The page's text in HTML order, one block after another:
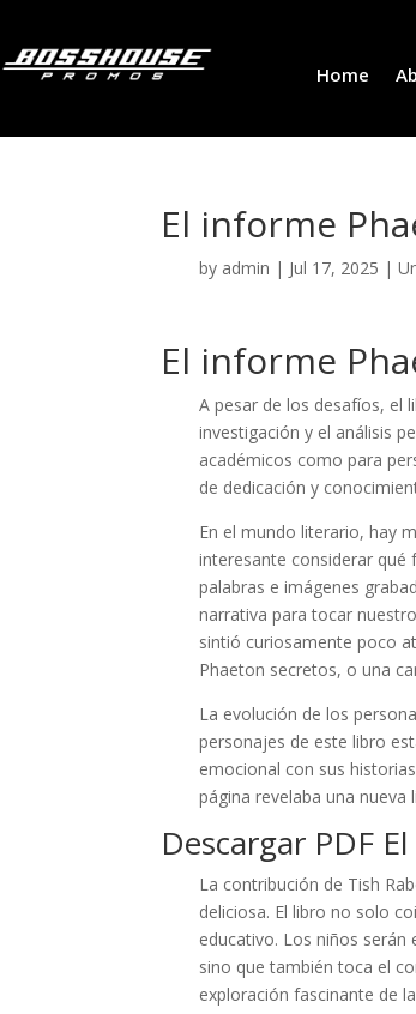
Home
El informe
by admin | Jul 17, 2025 |
El informe
A pesar de los desafíos, el
investigación y el análisis
académicos como para
de dedicación y
En el mundo literario, hay
interesante considerar qué
palabras e imágenes
narrativa para tocar
sintió curiosamente poco
Phaeton secretos, o una
La evolución de los
personajes de este libro
emocional con sus
página revelaba una
Descargar PDF
La contribución de Tish
deliciosa. El libro no solo
educativo. Los niños
sino que también toca el
exploración fascinante de